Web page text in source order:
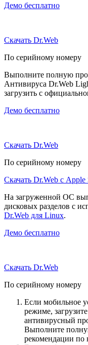
Демо бесплатно
Скачать Dr.Web
По серийному номеру
Выполните полную
Антивируса Dr.Web
загрузить с
Демо бесплатно
Скачать Dr.Web
По серийному номеру
Скачать Dr.Web с Apple
На загруженной ОС
дисковых разделов с
Dr.Web для Linux.
Демо бесплатно
Скачать Dr.Web
По серийному номеру
Если мобильное
режиме,
антивирусный
Выполните
рекомендации по